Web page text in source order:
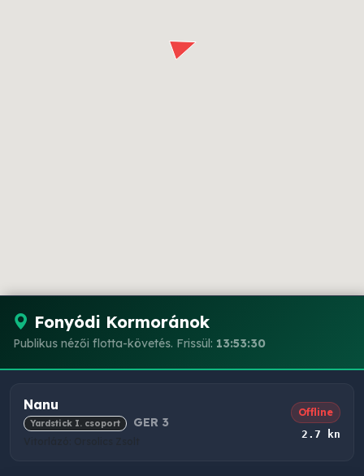
Fonyódi Kormoránok
Publikus nézői flotta-követés. Frissül: 13:53:30
Nanu
Yardstick I. csoport GER 3
Offline
2.7 kn